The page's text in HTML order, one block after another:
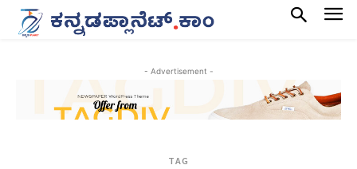
- Advertisement -
TAG